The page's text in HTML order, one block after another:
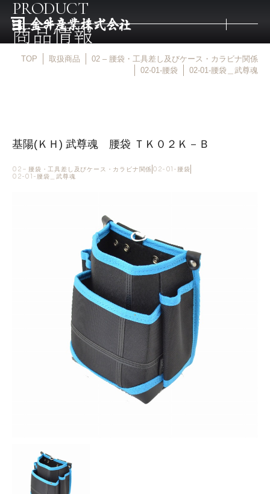
取扱メーカー
金井産業の強み
お問い合わせはこちら
PRODUCT
商品情報
TOP 取扱商品
02 – 腰袋・工具差し及びケース・カラビナ関係
02-01-腰袋
02-01-腰袋＿武尊魂
基陽(ＫＨ) 武尊魂 腰袋 ＴＫ０２Ｋ－Ｂ
02 – 腰袋・工具差し及びケース・カラビナ関係 02-01-腰袋
02-01-腰袋＿武尊魂